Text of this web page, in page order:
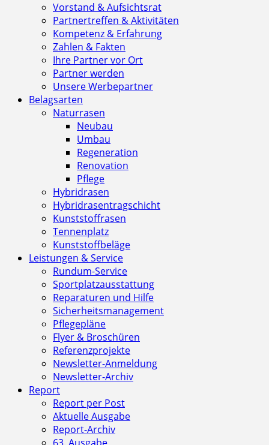
Vorstand & Aufsichtsrat
Partnertreffen & Aktivitäten
Kompetenz & Erfahrung
Zahlen & Fakten
Ihre Partner vor Ort
Partner werden
Unsere Werbepartner
Belagsarten
Naturrasen
Neubau
Umbau
Regeneration
Renovation
Pflege
Hybridrasen
Hybridrasentragschicht
Kunststoffrasen
Tennenplatz
Kunststoffbeläge
Leistungen & Service
Rundum-Service
Sportplatzausstattung
Reparaturen und Hilfe
Sicherheitsmanagement
Pflegepläne
Flyer & Broschüren
Referenzprojekte
Newsletter-Anmeldung
Newsletter-Archiv
Report
Report per Post
Aktuelle Ausgabe
Report-Archiv